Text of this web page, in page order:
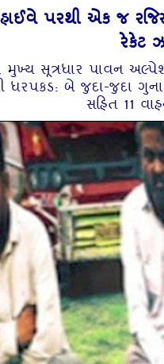
પરથી એક જ
રેકેટ
મુખ્ય સૂત્રધાર પાવન
ધરપકડ: બે જુદા-જુદા
સહિત 11